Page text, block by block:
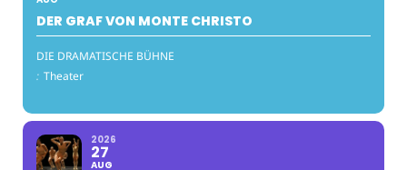
DER GRAF VON MONTE CHRISTO
DIE DRAMATISCHE BÜHNE
: Theater
2026
27
AUG